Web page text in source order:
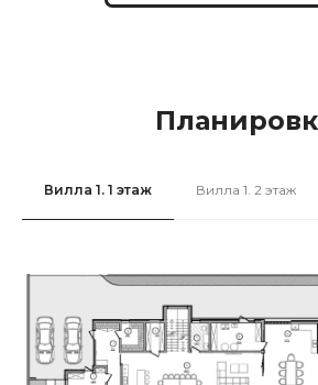
Вилла 1. 1 этаж Вилла 1. 2 этаж